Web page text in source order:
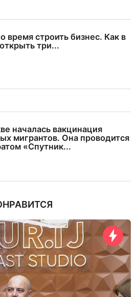
время строить бизнес. Как в
три...
началась вакцинация
мигрантов. Она проводится
«Спутник...